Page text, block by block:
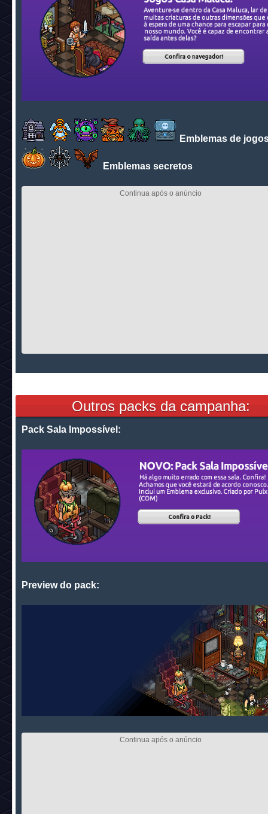
Emblemas de
Emblemas secretos
Outros packs da campanha:
Pack Sala Impossível:
Preview do pack: